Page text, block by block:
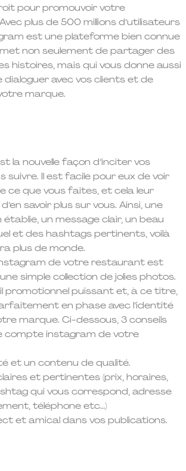
pour promouvoir votre
plus de 500 millions d’utilisateurs
est une plateforme bien connue
non seulement de partager des
histoires, mais qui vous donne aussi
dialoguer avec vos clients et de
marque.
la nouvelle façon d’inciter vos
suivre. Il est facile pour eux de voir
ce que vous faites, et cela leur
savoir plus sur vous. Ainsi, une
un message clair, un beau
et des hashtags pertinents, voilà
plus de monde.
de votre restaurant est
simple collection de jolies photos.
promotionnel puissant et, à ce titre,
en phase avec l’identité
marque. Ci-dessous, 3 conseils
compte instagram de votre
et un contenu de qualité.
et pertinentes (prix, horaires,
qui vous correspond, adresse
téléphone etc…)
et amical dans vos publications.